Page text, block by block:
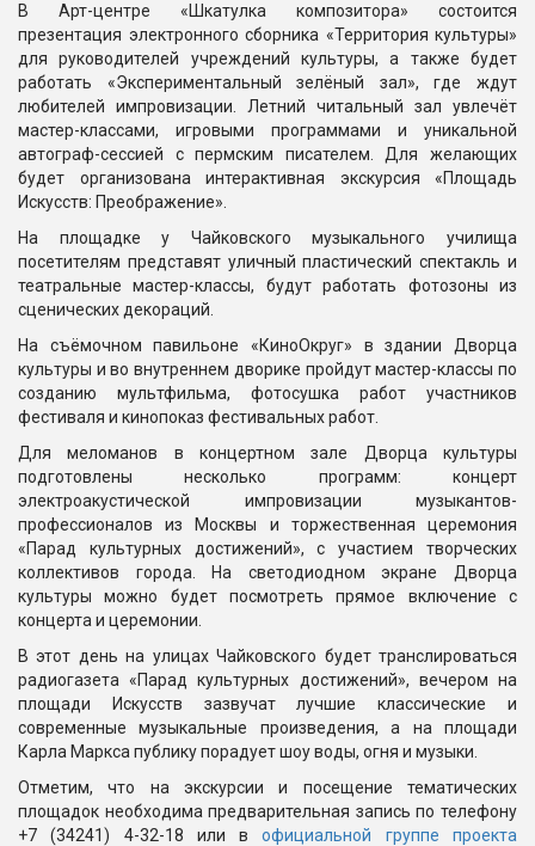
В Арт-центре «Шкатулка композитора» состоится
презентация электронного сборника «Территория культуры»
для руководителей учреждений культуры, а также будет
работать «Экспериментальный зелёный зал», где ждут
любителей импровизации. Летний читальный зал увлечёт
мастер-классами, игровыми программами и уникальной
автограф-сессией с пермским писателем. Для желающих
будет организована интерактивная экскурсия «Площадь
Искусств: Преображение».
На площадке у Чайковского музыкального училища
посетителям представят уличный пластический спектакль и
театральные мастер-классы, будут работать фотозоны из
сценических декораций.
На съёмочном павильоне «КиноОкруг» в здании Дворца
культуры и во внутреннем дворике пройдут мастер-классы по
созданию мультфильма, фотосушка работ участников
фестиваля и кинопоказ фестивальных работ.
Для меломанов в концертном зале Дворца культуры
подготовлены несколько программ: концерт
электроакустической импровизации музыкантов-
профессионалов из Москвы и торжественная церемония
«Парад культурных достижений», с участием творческих
коллективов города. На светодиодном экране Дворца
культуры можно будет посмотреть прямое включение с
концерта и церемонии.
В этот день на улицах Чайковского будет транслироваться
радиогазета «Парад культурных достижений», вечером на
площади Искусств зазвучат лучшие классические и
современные музыкальные произведения, а на площади
Карла Маркса публику порадует шоу воды, огня и музыки.
Отметим, что на экскурсии и посещение тематических
площадок необходима предварительная запись по телефону
+7 (34241) 4-32-18 или вофициальной группе проекта